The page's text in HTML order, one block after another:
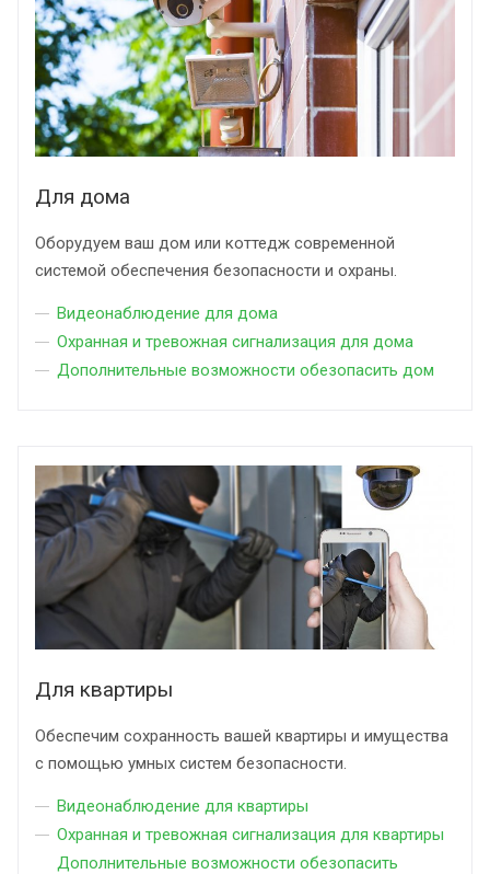
Для дома
Оборудуем ваш дом или коттедж современной
системой обеспечения безопасности и охраны.
Видеонаблюдение для дома
Охранная и тревожная сигнализация для дома
Дополнительные возможности обезопасить дом
Для квартиры
Обеспечим сохранность вашей квартиры и имущества
с помощью умных систем безопасности.
Видеонаблюдение для квартиры
Охранная и тревожная сигнализация для квартиры
Дополнительные возможности обезопасить